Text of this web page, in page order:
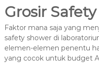
Grosir
Faktor mana saja yang
safety shower di
elemen-elemen penentu
yang cocok untuk budget